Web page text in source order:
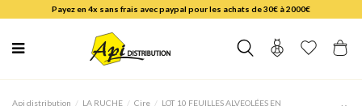
Payez en 4x sans frais avec paypal pour les achats de 30€ à 2000€
Api distribution LA RUCHE Cire
LOT 10 FEUILLES ALVEOLÉES EN